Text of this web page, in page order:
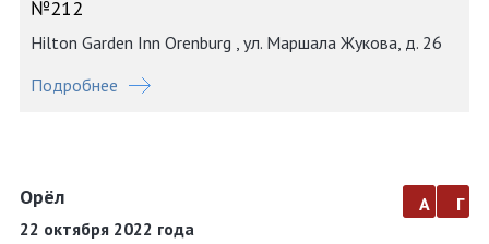
№212
Hilton Garden Inn Orenburg , ул. Маршала Жукова, д. 26
Подробнее
Орёл
22 октября 2022 года
а г